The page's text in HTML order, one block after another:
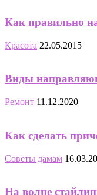
Как правильно
Красота 22.05.2015
Виды
Ремонт 11.12.2020
Как сделать
Советы дамам
На волне